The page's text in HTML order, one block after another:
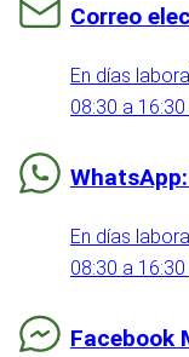
Correo
En días
08:30 a 16:30
En días
08:30 a 16:30
Facebook